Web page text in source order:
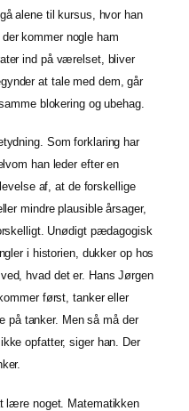
alene til kursus, hvor han
kommer nogle ham
ind på værelset, bliver
at tale med dem, går
blokering og ubehag.
Som forklaring har
han leder efter en
af, at de forskellige
mindre plausible årsager,
Unødigt pædagogisk
i historien, dukker op hos
hvad det er. Hans Jørgen
først, tanker eller
på tanker. Men så må der
opfatter, siger han. Der
lære noget. Matematikken